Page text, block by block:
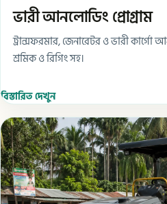
ভারী আনলোডিং প্রোগ্রাম
ট্রান্সফরমার, জেনারেটর ও ভারী
শ্রমিক ও রিগিং সহ।
বিস্তারিত দেখুন